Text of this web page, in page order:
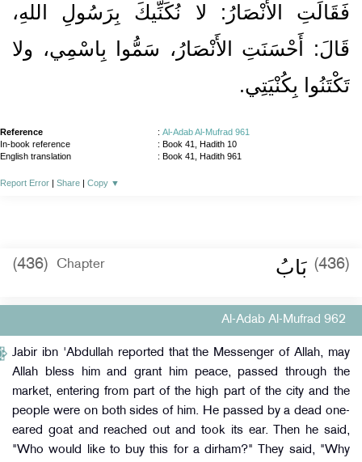
فَقَالَتِ الأنْصَارُ‏:‏ لا نُكَنِّيكَ بِرَسُولِ اللهِ،
قَالَ‏:‏ أَحْسَنَتِ الأَنْصَارُ، سَمُّوا بِاسْمِي، ولا
تَكْتَنُوا بِكُنْيَتِي‏.‏
Reference : Al-Adab Al-Mufrad 961
In-book reference
: Book 41, Hadith 10
English translation
: Book 41, Hadith 961
Report Error | Share | Copy ▼
(436) Chapter (436) بَابُ
Al-Adab Al-Mufrad 962
Jabir ibn 'Abdullah reported that the Messenger of Allah, may
Allah bless him and grant him peace, passed through the
market, entering from part of the high part of the city and the
people were on both sides of him. He passed by a dead one-
eared goat and reached out and took its ear. Then he said,
"Who would like to buy this for a dirham?" They said, "Why